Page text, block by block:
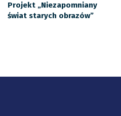
Projekt „Niezapomniany
świat starych obrazów”